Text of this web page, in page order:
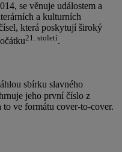
se věnuje událostem a
a kulturních
která poskytují široký
21. století.
sbírku slavného
jeho první číslo z
ve formátu cover-to-cover.